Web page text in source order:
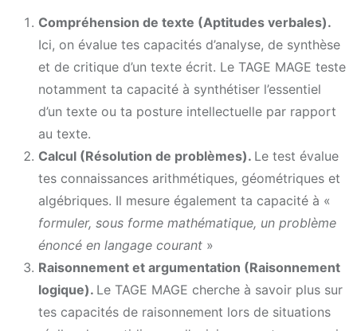
Compréhension de texte (Aptitudes verbales).
Ici, on évalue tes capacités d’analyse, de synthèse
et de critique d’un texte écrit. Le TAGE MAGE teste
notamment ta capacité à synthétiser l’essentiel
d’un texte ou ta posture intellectuelle par rapport
au texte.
Calcul (Résolution de problèmes). Le test évalue
tes connaissances arithmétiques, géométriques et
algébriques. Il mesure également ta capacité à «
formuler, sous forme mathématique, un problème
énoncé en langage courant »
Raisonnement et argumentation (Raisonnement
logique). Le TAGE MAGE cherche à savoir plus sur
tes capacités de raisonnement lors de situations